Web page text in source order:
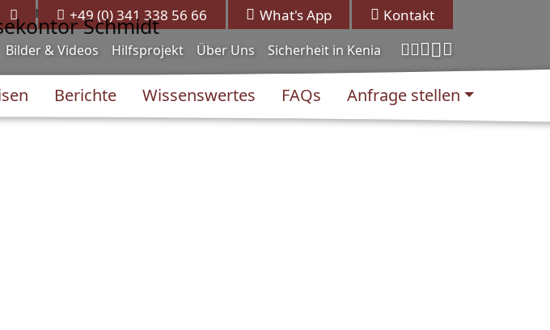
+49 (0) 341 338 56 66 What's App Kontakt
Berichte Wissenswertes FAQs Anfrage stellen
Bilder & Videos Hilfsprojekt Über Uns Sicherheit in Kenia